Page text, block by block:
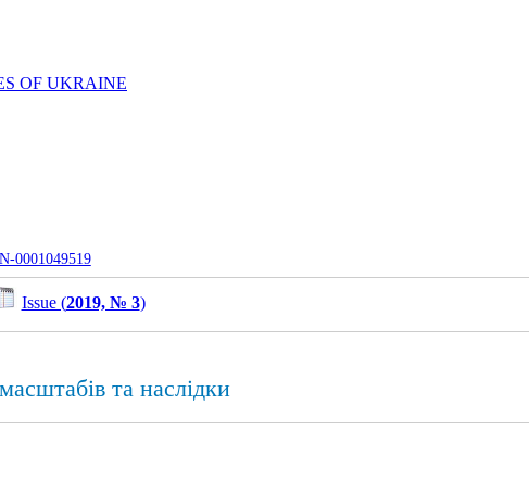
OF UKRAINE
0001049519
Issue (2019, № 3)
та наслідки